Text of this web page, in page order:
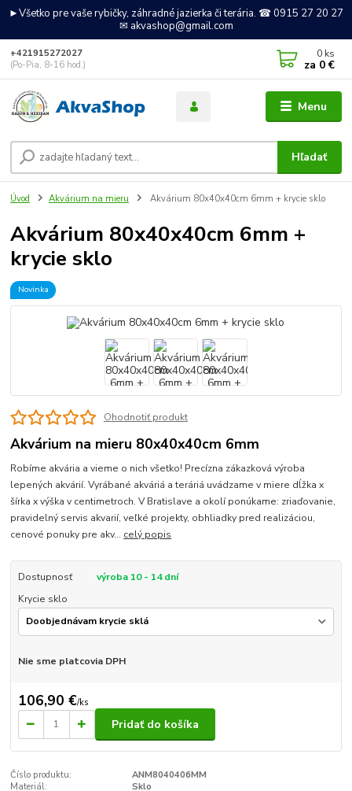
►Všetko pre vaše rybičky, záhradné jazierka či terária. ☎ 0915 27 20 27
✉ akvashop@gmail.com
Menu
Hľadať
+421915272027
(Po-Pia, 8-16 hod.)
0 ks
za 0 €
Úvod Akvárium na mieru Akvárium 80x40x40cm 6mm + krycie sklo
Akvárium 80x40x40cm 6mm +
krycie sklo
Novinka
Ohodnotiť produkt
Akvárium na mieru 80x40x40cm 6mm
Robíme akvária a vieme o nich všetko! Precízna zákazková výroba
lepených akvárií. Vyrábané akváriá a teráriá uvádzame v miere dĺžka x
šírka x výška v centimetroch. V Bratislave a okolí ponúkame: zriaďovanie,
pravidelný servis akvarií, veľké projekty, obhliadky pred realizáciou,
cenové ponuky pre akv... celý popis
Dostupnosť
výroba 10 - 14 dní
Krycie sklo
Nie sme platcovia DPH
106,90 €/ks
Pridať do košíka
Číslo produktu:
ANM8040406MM
Materiál:
Sklo